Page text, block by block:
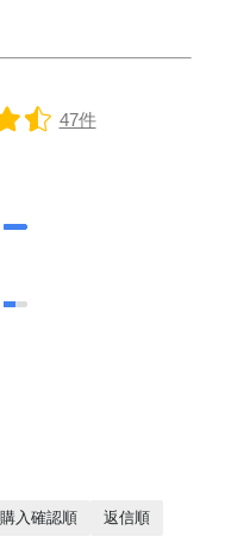
47件
購入確認順
返信順